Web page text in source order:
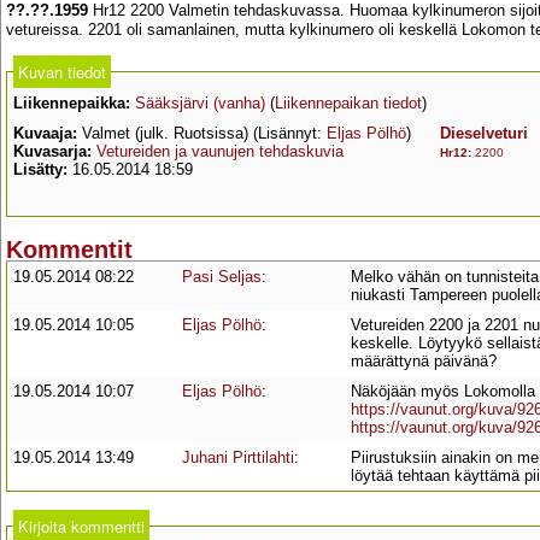
??.??.1959 Hr12 2200 Valmetin tehdaskuvassa. Huomaa kylkinumeron
vetureissa. 2201 oli samanlainen, mutta kylkinumero oli keskellä Lokomon
Kuvan tiedot
Liikennepaikka: Sääksjärvi (vanha) (Liikennepaikan tiedot)
Kuvaaja: Valmet (julk. Ruotsissa) (Lisännyt: Eljas Pölhö)
Kuvasarja: Vetureiden ja vaunujen tehdaskuvia
Lisätty: 16.05.2014 18:59
Dieselveturi
Hr12: 2200
Kommentit
19.05.2014 08:22 Pasi Seljas:
Melko vähän on
niukasti Tampereen
19.05.2014 10:05
Eljas Pölhö:
Vetureiden 2200 ja 2201
keskelle. Löytyykö
määrättynä päivänä?
19.05.2014 10:07
Eljas Pölhö:
Näköjään myös
https://vaunut.org/kuva/
https://vaunut.org/kuva/
19.05.2014 13:49
Juhani Pirttilahti:
Piirustuksiin ainakin on
löytää tehtaan käyttämä
Kirjoita kommentti